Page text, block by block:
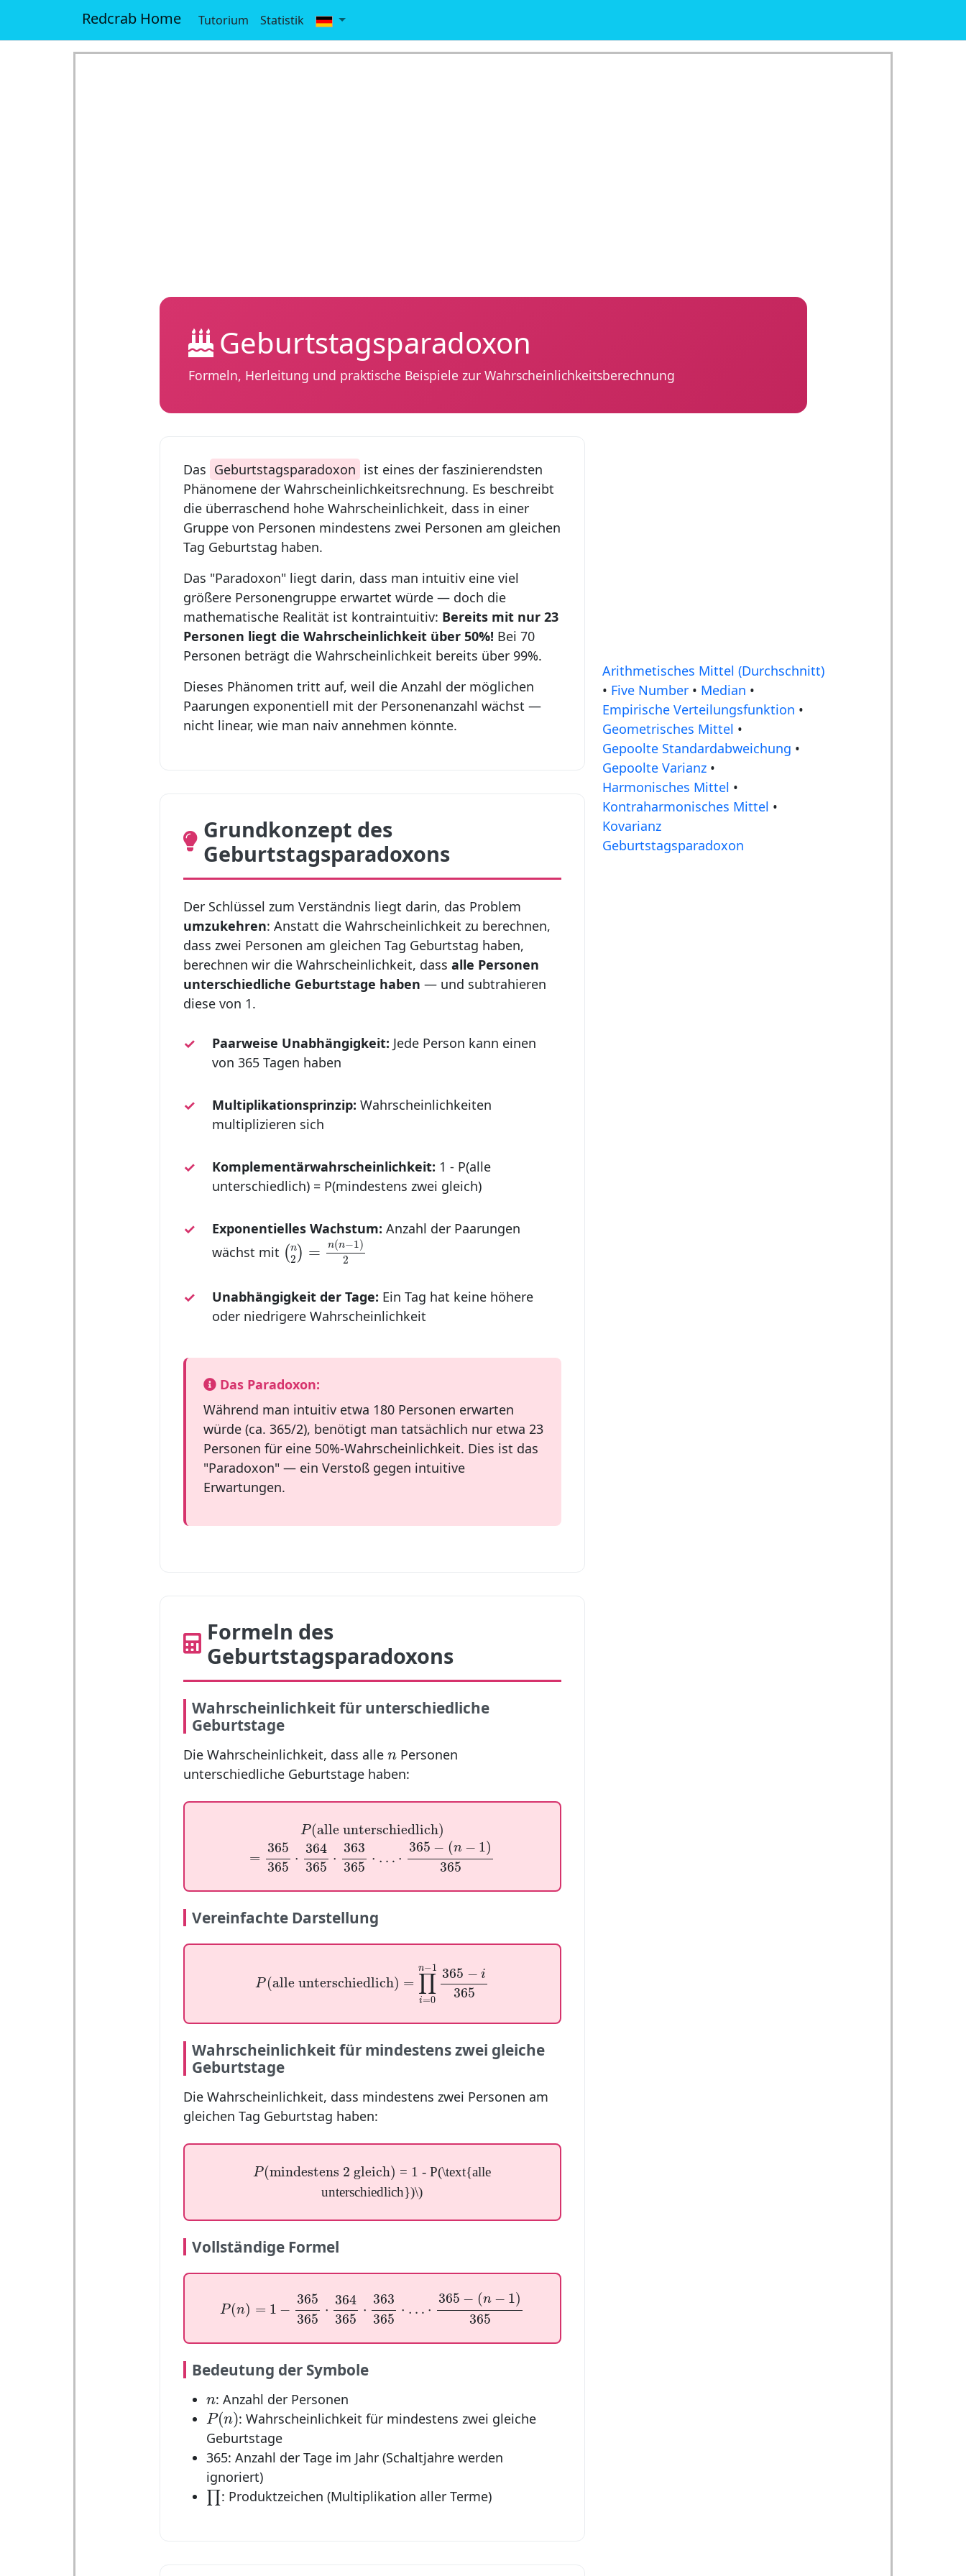
Redcrab Home Tutorium Statistik
Geburtstagsparadoxon
Formeln, Herleitung und praktische Beispiele zur Wahrscheinlichkeitsberechnung
Das Geburtstagsparadoxon ist eines der faszinierendsten
Phänomene der Wahrscheinlichkeitsrechnung. Es beschreibt
die überraschend hohe Wahrscheinlichkeit, dass in einer
Gruppe von Personen mindestens zwei Personen am gleichen
Tag Geburtstag haben.
Das "Paradoxon" liegt darin, dass man intuitiv eine viel
größere Personengruppe erwartet würde — doch die
mathematische Realität ist kontraintuitiv: Bereits mit nur 23
Personen liegt die Wahrscheinlichkeit über 50%! Bei 70
Personen beträgt die Wahrscheinlichkeit bereits über 99%.
Dieses Phänomen tritt auf, weil die Anzahl der möglichen
Paarungen exponentiell mit der Personenanzahl wächst —
nicht linear, wie man naiv annehmen könnte.
Grundkonzept des
Geburtstagsparadoxons
Der Schlüssel zum Verständnis liegt darin, das Problem
umzukehren: Anstatt die Wahrscheinlichkeit zu berechnen,
dass zwei Personen am gleichen Tag Geburtstag haben,
berechnen wir die Wahrscheinlichkeit, dass alle Personen
unterschiedliche Geburtstage haben — und subtrahieren
diese von 1.
Paarweise Unabhängigkeit: Jede Person kann einen
von 365 Tagen haben
Multiplikationsprinzip: Wahrscheinlichkeiten
multiplizieren sich
Komplementärwahrscheinlichkeit: 1 - P(alle
unterschiedlich) = P(mindestens zwei gleich)
Exponentielles Wachstum: Anzahl der Paarungen
wächst mit (n
2) = n(n−1)
2
(n2) =n(n−1)2
Unabhängigkeit der Tage: Ein Tag hat keine höhere
oder niedrigere Wahrscheinlichkeit
Das Paradoxon:
Während man intuitiv etwa 180 Personen erwarten
würde (ca. 365/2), benötigt man tatsächlich nur etwa 23
Personen für eine 50%-Wahrscheinlichkeit. Dies ist das
"Paradoxon" — ein Verstoß gegen intuitive
Erwartungen.
Formeln des
Geburtstagsparadoxons
Wahrscheinlichkeit für unterschiedliche
Geburtstage
Die Wahrscheinlichkeit, dass alle n
nPersonen
unterschiedliche Geburtstage haben:
P(alle unterschiedlich)
P(alle unterschiedlich )
=
365
365
⋅
364
365
⋅
363
365
⋅ … ⋅
365 − (n − 1)
365
365365 364 365⋅363 …⋅365− ( )365
Vereinfachte Darstellung
P(alle unterschiedlich) =
n−1
∏
i=0
365 − i
365
=0 n−
Wahrscheinlichkeit für mindestens zwei gleiche
Geburtstage
Die Wahrscheinlichkeit, dass mindestens zwei Personen am
gleichen Tag Geburtstag haben:
P(mindestens 2 gleich)
P(mindestens 2 gleich)
= 1 - P(\text{alle
unterschiedlich})\)
Vollständige Formel
P(n) = 1 −
365
365
⋅
364
365
⋅
363
365
⋅ … ⋅
365 − (n − 1)
365
365⋅364365 363365 365−( 1 365
Bedeutung der Symbole
n
n: Anzahl der Personen
P(n)
P(n) : Wahrscheinlichkeit für mindestens zwei gleiche
Geburtstage
365: Anzahl der Tage im Jahr (Schaltjahre werden
ignoriert)
∏
∏ : Produktzeichen (Multiplikation aller Terme)
Arithmetisches Mittel (Durchschnitt)
• Five Number • Median •
Empirische Verteilungsfunktion •
Geometrisches Mittel •
Gepoolte Standardabweichung •
Gepoolte Varianz •
Harmonisches Mittel •
Kontraharmonisches Mittel •
Kovarianz
Geburtstagsparadoxon